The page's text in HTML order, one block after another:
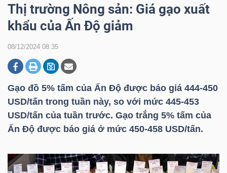
Thị trường Nông sản: Giá gạo xuất
khẩu của Ấn Độ giảm
08/12/2024 08:35
Gạo đồ 5% tấm của Ấn Độ được báo giá 444-450
USD/tấn trong tuần này, so với mức 445-453
USD/tấn của tuần trước. Gạo trắng 5% tấm của
Ấn Độ được báo giá ở mức 450-458 USD/tấn.
CHỨNG
DOANH
NGHIỆP
ĐỘNG